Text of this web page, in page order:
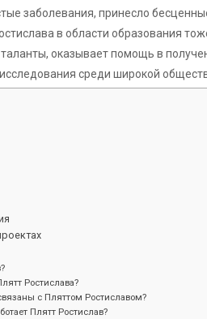
заболевания, принесло
в области образования
оказывает помощь в
среди широкой
Ростислава?
с Пляттом Ростиславом?
Плятт Ростислав?